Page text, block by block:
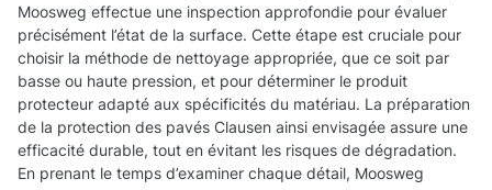
Moosweg effectue une inspection approfondie pour évaluer
précisément l’état de la surface. Cette étape est cruciale pour
choisir la méthode de nettoyage appropriée, que ce soit par
basse ou haute pression, et pour déterminer le produit
protecteur adapté aux spécificités du matériau. La préparation
de la protection des pavés Clausen ainsi envisagée assure une
efficacité durable, tout en évitant les risques de dégradation.
En prenant le temps d’examiner chaque détail, Moosweg